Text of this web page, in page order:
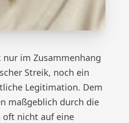
im Zusammenhang
Streik, noch ein
Legitimation. Dem
maßgeblich durch die
oft nicht auf eine